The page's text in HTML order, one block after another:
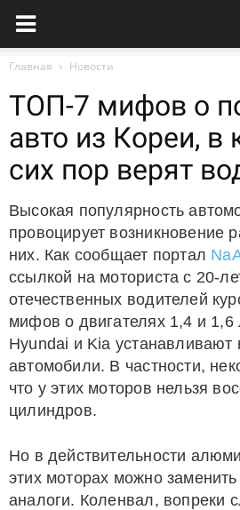
Главная Новости
ТОП-7 мифов о
авто из Кореи, в
сих пор верят
Высокая популярность
провоцирует возникновение
них. Как сообщает портал
ссылкой на моториста с 20-
отечественных водителей
мифов о двигателях 1,4 и 1,6
Hyundai и Kia устанавливают
автомобили. В частности,
что у этих моторов нельзя
цилиндров.
Но в действительности
этих моторах можно
аналоги. Коленвал, вопреки